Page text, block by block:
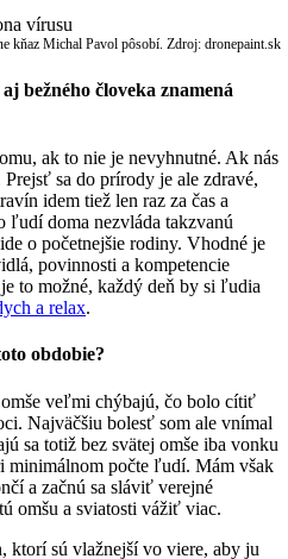
kňaz Michal Pavol pôsobí. Zdroj: dronepaint.sk
bežného človeka znamená
ak to nie je nevyhnutné. Ak nás
sa do prírody je ale zdravé,
idem tiež len raz za čas a
ľudí doma nezvláda takzvanú
o početnejšie rodiny. Vhodné je
povinnosti a kompetencie
to možné, každý deň by si ľudia
a relax.
obdobie?
veľmi chýbajú, čo bolo cítiť
Najväčšiu bolesť som ale vnímal
sa totiž bez svätej omše iba vonku
minimálnom počte ľudí. Mám však
a začnú sa sláviť verejné
omšu a sviatosti vážiť viac.
ktorí sú vlažnejší vo viere, aby ju